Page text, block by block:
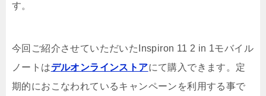
す。
今回ご紹介させていただいたInspiron 11 2 in 1モバイル
ノートはデルオンラインストアにて購入できます。定
期的におこなわれているキャンペーンを利用する事で